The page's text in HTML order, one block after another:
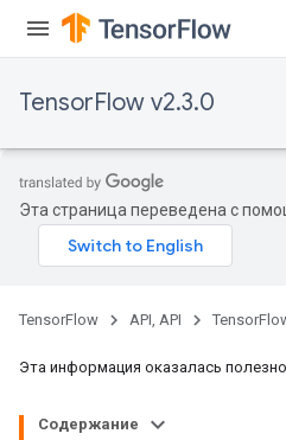
TensorFlow v2.3.0
Эта страница переведена с
TensorFlow API, API
Эта информация оказалась
Содержание